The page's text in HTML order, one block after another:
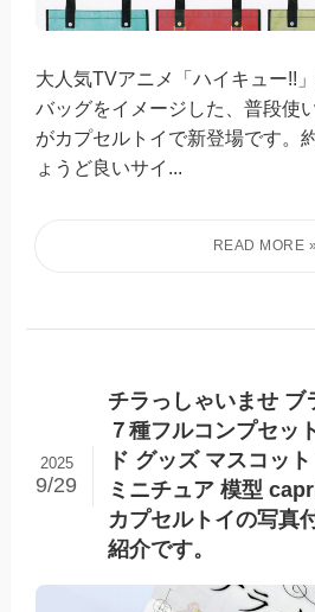
大人気TVアニメ「ハイキュー!!
バッグをイメージした、普段使
がカプセルトイで新登場です。
ょうど良いサイ...
チラっしゃいませ ブ
７種フルコンプセッ
ド グッズ マスコッ
ミニチュア 模型
カプセルトイの写真
紹介です。
2025
9/29